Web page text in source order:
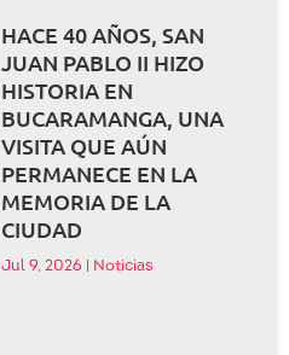
HACE 40 AÑOS, SAN
JUAN PABLO II HIZO
HISTORIA EN
BUCARAMANGA, UNA
VISITA QUE AÚN
PERMANECE EN LA
MEMORIA DE LA
CIUDAD
Jul 9, 2026 Noticias